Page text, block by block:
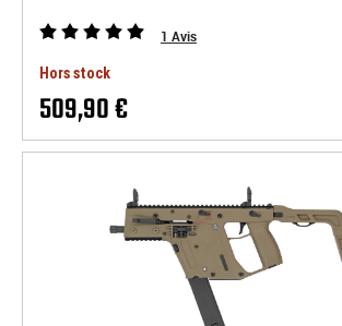
1 Avis
Hors stock
509,90 €